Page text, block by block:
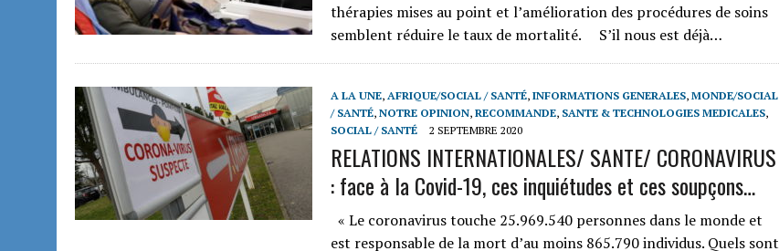
thérapies mises au point et l’amélioration des procédures de soins
semblent réduire le taux de mortalité. S’il nous est déjà…
A LA UNE, AFRIQUE/SOCIAL / SANTÉ, INFORMATIONS GENERALES, MONDE/SOCIAL
/ SANTÉ, NOTRE OPINION, RECOMMANDE, SANTE & TECHNOLOGIES MEDICALES,
SOCIAL / SANTÉ
2 SEPTEMBRE 2020
RELATIONS INTERNATIONALES/ SANTE/ CORONAVIRUS
: face à la Covid-19, ces inquiétudes et ces soupçons…
« Le coronavirus touche 25.969.540 personnes dans le monde et
est responsable de la mort d’au moins 865.790 individus. Quels sont